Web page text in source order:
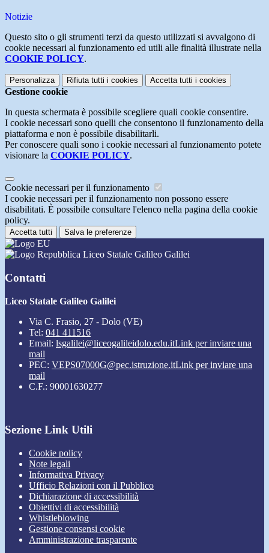
Notizie
Questo sito o gli strumenti terzi da questo utilizzati si avvalgono di
cookie necessari al funzionamento ed utili alle finalità illustrate nella
COOKIE POLICY.
Personalizza Rifiuta tutti i cookies Accetta tutti i cookies
Gestione cookie
In questa schermata è possibile scegliere quali cookie consentire.
I cookie necessari sono quelli che consentono il funzionamento della
piattaforma e non è possibile disabilitarli.
Per conoscere quali sono i cookie necessari al funzionamento potete
visionare la COOKIE POLICY.
Cookie necessari per il funzionamento
I cookie necessari per il funzionamento non possono essere
disabilitati. È possibile consultare l'elenco nella pagina della cookie
policy.
Accetta tutti Salva le preferenze
Liceo Statale Galileo Galilei
Contatti
Liceo Statale Galileo Galilei
Via C. Frasio, 27 - Dolo (VE)
Tel: 041 411516
Email: lsgalilei@liceogalileidolo.edu.itLink per inviare una
mail
PEC: VEPS07000G@pec.istruzione.itLink per inviare una
mail
C.F.: 90001630277
Sezione Link Utili
Cookie policy
Note legali
Informativa Privacy
Ufficio Relazioni con il Pubblico
Dichiarazione di accessibilità
Obiettivi di accessibilità
Whistleblowing
Gestione consensi cookie
Amministrazione trasparente